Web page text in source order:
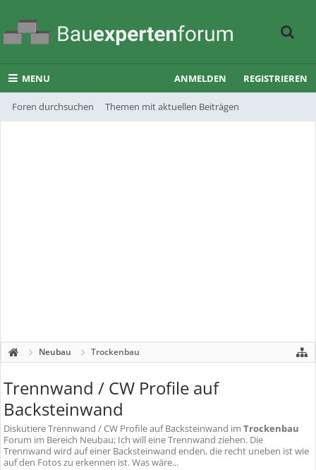
MENU
Foren durchsuchen Themen mit aktuellen Beiträgen
ANMELDEN REGISTRIEREN
Neubau Trockenbau
Trennwand / CW Profile auf
Backsteinwand
DiskutiereTrennwand / CW Profile auf Backsteinwand im Trockenbau
Forum im Bereich Neubau; Ich will eine Trennwand ziehen. Die
Trennwand wird auf einer Backsteinwand enden, die recht uneben ist wie
auf den Fotos zu erkennen ist. Was wäre...